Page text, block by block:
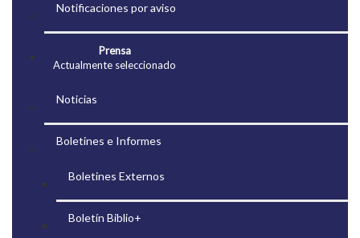
Notificaciones por aviso
Prensa
Actualmente seleccionado
Noticias
Boletines e Informes
Boletines Externos
Boletín Biblio+